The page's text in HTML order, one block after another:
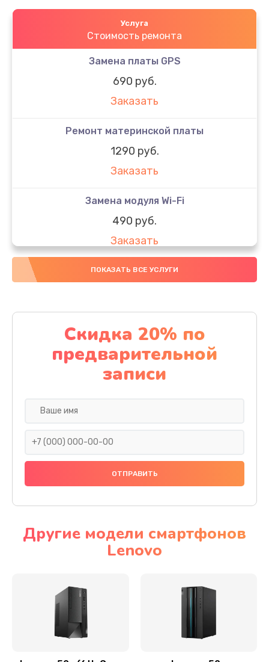
Услуга
Стоимость ремонта
Замена платы GPS
690 руб.
Заказать
Ремонт материнской платы
1290 руб.
Заказать
Замена модуля Wi-Fi
490 руб.
Заказать
Замена микрофона
Заказать
Замена аккумулятора
1130 руб.
Заказать
Замена дисплея (экрана)
Замена тачскрина
Замена разъема питания
Замена мультиконтроллера
ПОКАЗАТЬ ВСЕ УСЛУГИ
Скидка 20% по
предварительной
записи
Другие модели смартфонов
Lenovo